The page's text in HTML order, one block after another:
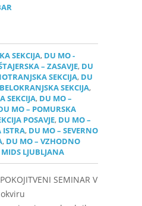
SEKCIJA, DU MO -
– ZASAVJE, DU
SEKCIJA, DU
SEKCIJA,
SEKCIJA, DU MO –
MO – POMURSKA
POSAVJE, DU MO –
ISTRA, DU MO – SEVERNO
, DU MO – VZHODNO
MIDS LJUBLJANA
SEMINAR V